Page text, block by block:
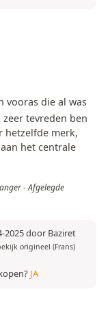
vooras die al was
tevreden ben
hetzelfde merk,
het centrale
- Afgelegde
2025 door Baziret
origineel (Frans)
JA